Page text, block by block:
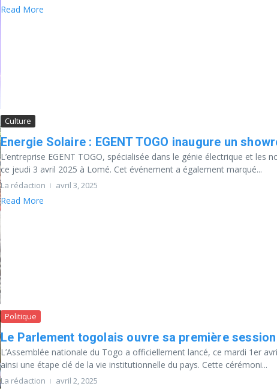
Read More
Culture
Energie Solaire : EGENT TOGO inaugure un
L’entreprise EGENT TOGO, spécialisée dans le génie électrique et
ce jeudi 3 avril 2025 à Lomé. Cet événement a également marqué...
La rédaction avril 3, 2025
Read More
Politique
Le Parlement togolais ouvre sa première
L’Assemblée nationale du Togo a officiellement lancé, ce mardi 1er
ainsi une étape clé de la vie institutionnelle du pays. Cette cérémoni...
La rédaction avril 2, 2025